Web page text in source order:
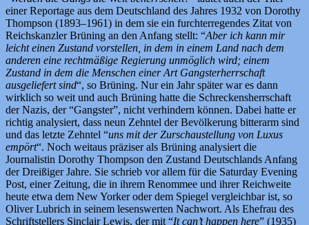
einer Reportage aus dem Deutschland des Jahres 1932 von Dorothy
Thompson (1893–1961) in dem sie ein furchterregendes Zitat von
Reichskanzler Brüning an den Anfang stellt: “Aber ich kann mir
leicht einen Zustand vorstellen, in dem in einem Land nach dem
anderen eine rechtmäßige Regierung unmöglich wird; einem
Zustand in dem die Menschen einer Art Gangsterherrschaft
ausgeliefert sind“, so Brüning. Nur ein Jahr später war es dann
wirklich so weit und auch Brüning hatte die Schreckensherrschaft
der Nazis, der “Gangster”, nicht verhindern können. Dabei hatte er
richtig analysiert, dass neun Zehntel der Bevölkerung bitterarm sind
und das letzte Zehntel “uns mit der Zurschaustellung von Luxus
empört“. Noch weitaus präziser als Brüning analysiert die
Journalistin Dorothy Thompson den Zustand Deutschlands Anfang
der Dreißiger Jahre. Sie schrieb vor allem für die Saturday Evening
Post, einer Zeitung, die in ihrem Renommee und ihrer Reichweite
heute etwa dem New Yorker oder dem Spiegel vergleichbar ist, so
Oliver Lubrich in seinem lesenswerten Nachwort. Als Ehefrau des
Schriftstellers Sinclair Lewis, der mit “It can’t happen here” (1935)